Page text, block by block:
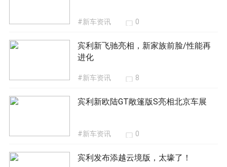
#新车资讯 0
宾利新飞驰亮相，新家族前脸/性能再
进化
#新车资讯 8
宾利新欧陆GT敞篷版S亮相北京车展
#新车资讯 0
宾利发布添越云境版，太壕了！